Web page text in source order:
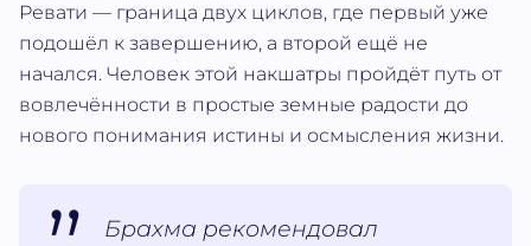
Ревати — граница двух циклов, где первый уже
подошёл к завершению, а второй ещё не
начался. Человек этой накшатры пройдёт путь от
вовлечённости в простые земные радости до
нового понимания истины и осмысления жизни.
Брахма рекомендовал